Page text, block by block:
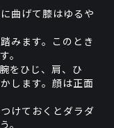
曲げて膝はゆるや
みます。このとき
。
をひじ、肩、ひ
します。顔は正面
けておくとダラダ
。